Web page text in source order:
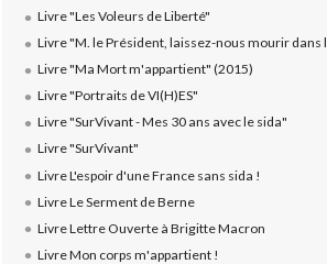
Livre "Les Voleurs de Liberté"
Livre "M. le Président, laissez-nous mourir dans l
Livre "Ma Mort m'appartient" (2015)
Livre "Portraits de VI(H)ES"
Livre "SurVivant - Mes 30 ans avec le sida"
Livre "SurVivant"
Livre L'espoir d'une France sans sida !
Livre Le Serment de Berne
Livre Lettre Ouverte à Brigitte Macron
Livre Mon corps m'appartient !